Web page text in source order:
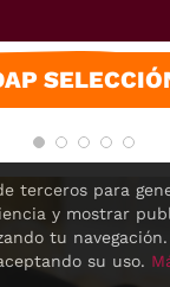
terceros para
y mostrar
tu
su uso.